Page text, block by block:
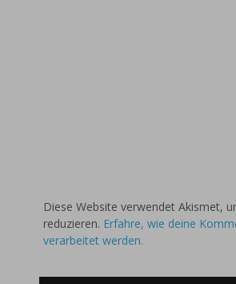
Diese Website verwendet Akismet,
reduzieren. Erfahre, wie deine
verarbeitet werden.